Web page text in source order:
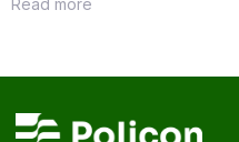
Read more